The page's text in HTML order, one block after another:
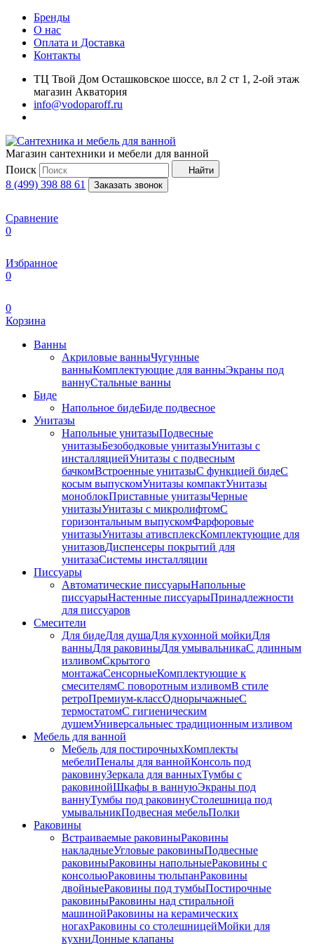
Бренды
О нас
Оплата и Доставка
Контакты
ТЦ Твой Дом Осташковское шоссе, вл 2 ст 1, 2-ой этаж
магазин Акватория
info@vodoparoff.ru
Магазин сантехники и мебели для ванной
Поиск
Найти
8 (499) 398 88 61 Заказать звонок
Сравнение
0
Избранное
0
0
Корзина
Ванны
Акриловые ванныЧугунные
ванныКомплектующие для ванныЭкраны под
ваннуСтальные ванны
Биде
Напольное бидеБиде пoдвеснoе
Унитазы
Напольные унитазыПодвесные
унитазыБезободковые унитазыУнитазы с
инсталляциейУнитазы с подвесным
бачкомВстроенные унитазыС функцией бидеС
косым выпускомУнитазы компактУнитазы
моноблокПриставные унитазыЧерные
унитазыУнитазы с микролифтомC
горизонтальным выпускомФарфоровые
унитазыУнитазы ативсплексКомплектующие для
унитазовДиспенсеры покрытий для
унитазаСистемы инсталляции
Писсуары
Автоматические писсуарыНапольные
писсуарыНастенные писсуарыПринадлежности
для писсуаров
Смесители
Для бидеДля душаДля кухонной мойкиДля
ванныДля раковиныДля умывальникаС длинным
изливомСкрытого
монтажаСенсорныеКомплектующие к
смесителямС поворотным изливомВ стиле
ретроПремиум-классОднорычажныеС
термостатомС гигиеническим
душемУниверсальныес традиционным изливом
Мебель для ванной
Мебель для постирочныхКомплекты
мебелиПеналы для ваннойКонсоль под
раковинуЗеркала для ванныхТумбы с
раковинойШкафы в ваннуюЭкраны под
ваннуТумбы под раковинуСтолешница под
умывальникПодвесная мебельПолки
Раковины
Встраиваемые раковиныРаковины
накладныеУгловые раковиныПодвесные
раковиныРаковины напольныеРаковины с
консольюРаковины тюльпанРаковины
двойныеРаковины под тумбыПостирочные
раковиныРаковины над стиральной
машинойРаковины на керамических
ногахРаковины со столешницейМойки для
кухниДонные клапаны